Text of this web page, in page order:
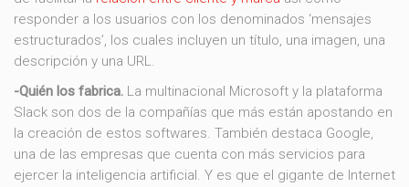
responder a los usuarios con los denominados ‘mensajes
estructurados’, los cuales incluyen un título, una imagen, una
descripción y una URL.
-Quién los fabrica. La multinacional Microsoft y la plataforma
Slack son dos de la compañías que más están apostando en
la creación de estos softwares. También destaca Google,
una de las empresas que cuenta con más servicios para
ejercer la inteligencia artificial. Y es que el gigante de Internet